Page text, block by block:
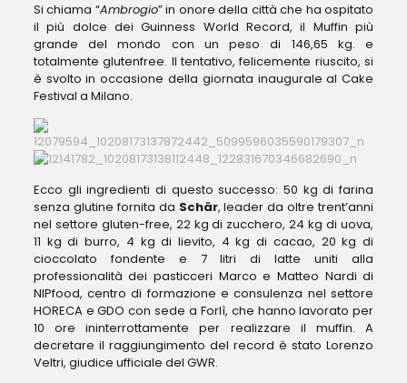
Si chiama “Ambrogio” in onore della città che ha ospitato
il più dolce dei Guinness World Record, il Muffin più
grande del mondo con un peso di 146,65 kg. e
totalmente glutenfree. Il tentativo, felicemente riuscito, si
è svolto in occasione della giornata inaugurale al Cake
Festival a Milano.
Ecco gli ingredienti di questo successo: 50 kg di farina
senza glutine fornita da Schär, leader da oltre trent’anni
nel settore gluten-free, 22 kg di zucchero, 24 kg di uova,
11 kg di burro, 4 kg di lievito, 4 kg di cacao, 20 kg di
cioccolato fondente e 7 litri di latte uniti alla
professionalità dei pasticceri Marco e Matteo Nardi di
NIPfood, centro di formazione e consulenza nel settore
HORECA e GDO con sede a Forlì, che hanno lavorato per
10 ore ininterrottamente per realizzare il muffin. A
decretare il raggiungimento del record è stato Lorenzo
Veltri, giudice ufficiale del GWR.